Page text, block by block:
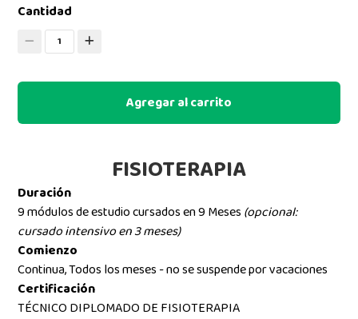
Cantidad
1
Agregar al carrito
FISIOTERAPIA
Duración
9 módulos de estudio cursados en 9 Meses (opcional:
cursado intensivo en 3 meses)
Comienzo
Continua, Todos los meses - no se suspende por vacaciones
Certificación
TÉCNICO DIPLOMADO DE FISIOTERAPIA